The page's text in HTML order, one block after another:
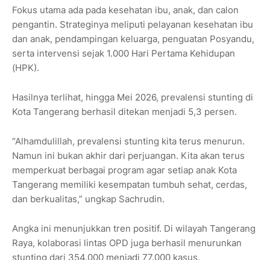
Fokus utama ada pada kesehatan ibu, anak, dan calon
pengantin. Strateginya meliputi pelayanan kesehatan ibu
dan anak, pendampingan keluarga, penguatan Posyandu,
serta intervensi sejak 1.000 Hari Pertama Kehidupan
(HPK).
Hasilnya terlihat, hingga Mei 2026, prevalensi stunting di
Kota Tangerang berhasil ditekan menjadi 5,3 persen.
“Alhamdulillah, prevalensi stunting kita terus menurun.
Namun ini bukan akhir dari perjuangan. Kita akan terus
memperkuat berbagai program agar setiap anak Kota
Tangerang memiliki kesempatan tumbuh sehat, cerdas,
dan berkualitas,” ungkap Sachrudin.
Angka ini menunjukkan tren positif. Di wilayah Tangerang
Raya, kolaborasi lintas OPD juga berhasil menurunkan
stunting dari 354.000 menjadi 77.000 kasus.